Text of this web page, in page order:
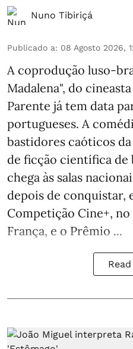
Nuno Tibiriçá
Publicado a: 08 Agosto 2026,
A coprodução luso-
Madalena", do
Parente já tem data
portugueses. A
bastidores caóticos
de ficção científica
chega às salas
depois de conquistar,
Competição Cine+,
França, e o Prêmio ...